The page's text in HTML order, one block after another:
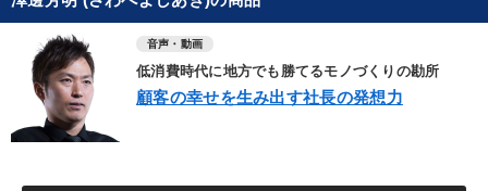
音声・動画
低消費時代に地方でも勝てるモノづくりの勘所
顧客の幸せを生み出す社長の発想力